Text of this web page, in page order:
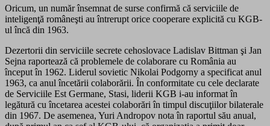
Oricum, un număr însemnat de surse confirmă că serviciile de
inteligenţă româneşti au întrerupt orice cooperare explicită cu KGB-
ul încă din 1963.
Dezertorii din serviciile secrete cehoslovace Ladislav Bittman şi Jan
Sejna raportează că problemele de colaborare cu România au
început în 1962. Liderul sovietic Nikolai Podgorny a specificat anul
1963, ca anul încetării colaborării. În conformitate cu cele declarate
de Serviciile Est Germane, Stasi, liderii KGB i-au informat în
legătură cu încetarea acestei colaborări în timpul discuţiilor bilaterale
din 1967. De asemenea, Yuri Andropov nota în raportul său anual,